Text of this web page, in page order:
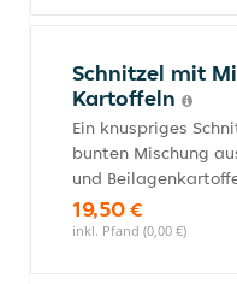
Schnitzel mit
Kartoffeln
Ein knuspriges
bunten Mischung
und
19,50 €
inkl. Pfand (0,00 €)